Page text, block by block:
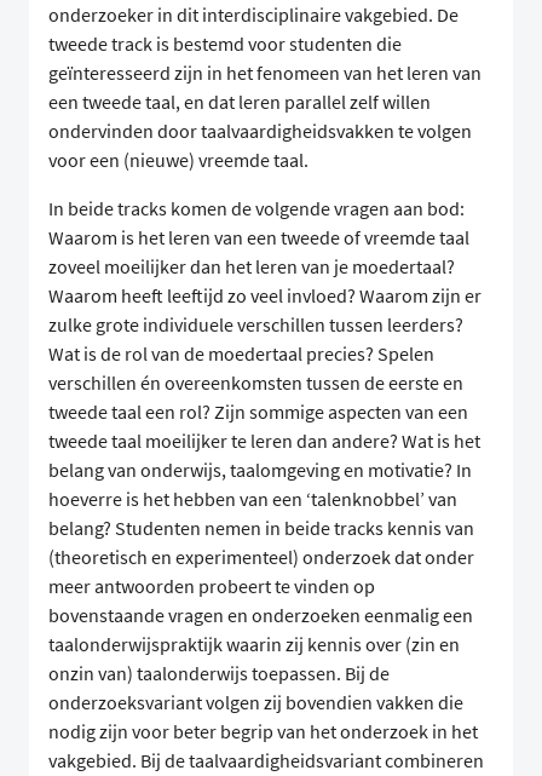
onderzoeker in dit interdisciplinaire vakgebied. De
tweede track is bestemd voor studenten die
geïnteresseerd zijn in het fenomeen van het leren van
een tweede taal, en dat leren parallel zelf willen
ondervinden door taalvaardigheidsvakken te volgen
voor een (nieuwe) vreemde taal.
In beide tracks komen de volgende vragen aan bod:
Waarom is het leren van een tweede of vreemde taal
zoveel moeilijker dan het leren van je moedertaal?
Waarom heeft leeftijd zo veel invloed? Waarom zijn er
zulke grote individuele verschillen tussen leerders?
Wat is de rol van de moedertaal precies? Spelen
verschillen én overeenkomsten tussen de eerste en
tweede taal een rol? Zijn sommige aspecten van een
tweede taal moeilijker te leren dan andere? Wat is het
belang van onderwijs, taalomgeving en motivatie? In
hoeverre is het hebben van een ‘talenknobbel’ van
belang? Studenten nemen in beide tracks kennis van
(theoretisch en experimenteel) onderzoek dat onder
meer antwoorden probeert te vinden op
bovenstaande vragen en onderzoeken eenmalig een
taalonderwijspraktijk waarin zij kennis over (zin en
onzin van) taalonderwijs toepassen. Bij de
onderzoeksvariant volgen zij bovendien vakken die
nodig zijn voor beter begrip van het onderzoek in het
vakgebied. Bij de taalvaardigheidsvariant combineren